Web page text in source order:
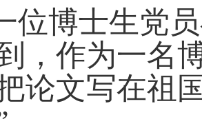
博士生党员
，作为一名
论文写在祖